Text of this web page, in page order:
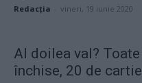
Redacţia vineri, 19 iunie 2020
Al doilea val?
închise, 20 de